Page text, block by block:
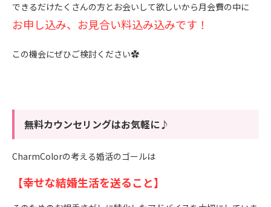
できるだけたくさんの方とお会いして欲しいから月会費の中に
お申し込み、お見合い料込み込みです！
この機会にぜひご検討ください✿
無料カウンセリングはお気軽に♪
CharmColorの考える婚活のゴールは
【幸せな結婚生活を送ること】